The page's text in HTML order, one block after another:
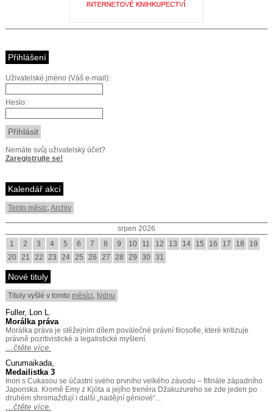
Přihlášení
Uživatelské jméno (Váš e-mail):
Heslo:
Nemáte svůj uživatelský účet?
Zaregistrujte se!
Kalendář akcí
Tento měsíc,Archiv
srpen 2026
1
2 3 4 5 6 7 8 9 10 11 12 13 14 15 16 17 18
19
20 21 22 23 24 25 26 27 28 29 30 31
Nové tituly
Tituly vyšlé v tomto měsíci, týdnu
Fuller, Lon L.
Morálka práva
Morálka práva je stěžejním dílem poválečné právní filosofie, které kritizuje
právně pozitivistické a legalistické myšlení.
…čtěte více.
Curumaikada,
Medailistka 3
Inori s Cukasou se účastní svého prvního velkého závodu – fifinále západního
Japonska. Kromě Emy z Kjóta a jejího trenéra Džakuzureho se zde jeden po
druhém shromažďují i další „nadějní géniové“...
…čtěte více.